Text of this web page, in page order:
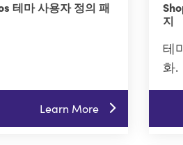
테마 사용자 정의 패
Learn More
지
테
화.